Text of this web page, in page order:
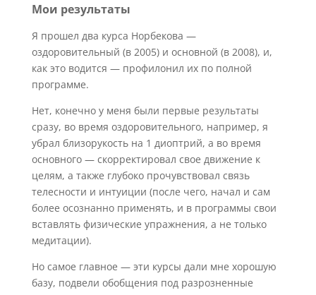
Мои результаты
Я прошел два курса Норбекова —
оздоровительный (в 2005) и основной (в 2008), и,
как это водится — профилонил их по полной
программе.
Нет, конечно у меня были первые результаты
сразу, во время оздоровительного, например, я
убрал близорукость на 1 диоптрий, а во время
основного — скорректировал свое движение к
целям, а также глубоко прочувствовал связь
телесности и интуиции (после чего, начал и сам
более осознанно применять, и в программы свои
вставлять физические упражнения, а не только
медитации).
Но самое главное — эти курсы дали мне хорошую
базу, подвели обобщения под разрозненные